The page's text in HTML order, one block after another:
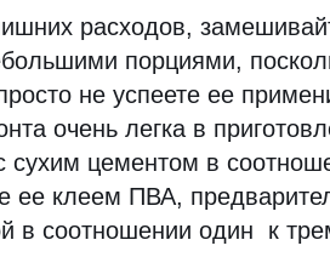
расходов,
порциями,
не успеете ее
очень легка в
сухим цементом в
ее клеем ПВА,
в соотношении один к